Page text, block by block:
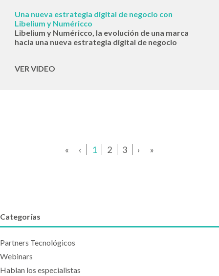
Una nueva estrategia digital de negocio con
Libelium y Numéricco
Libelium y Numéricco, la evolución de una marca
hacia una nueva estrategia digital de negocio
VER VIDEO
« ‹ 1 2 3 › »
Categorías
Partners Tecnológicos
Webinars
Hablan los especialistas